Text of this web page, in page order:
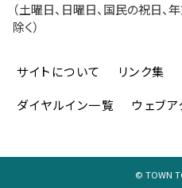
ニ
ー
サイトについて リンク集
ダイヤルイン一覧
ウェブ
（土曜日、日曜日、国民の祝日、
除く）
© TOWN